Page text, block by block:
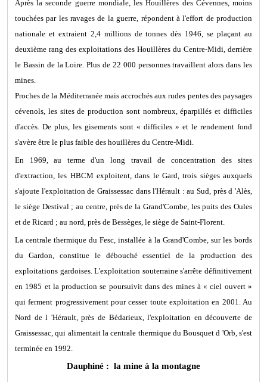
Après la seconde guerre mondiale, les Houillères des Cévennes, moins
touchées par les ravages de la guerre, répondent à l'effort de production
nationale et extraient 2,4 millions de tonnes dès 1946, se plaçant au
deuxième rang des exploitations des Houillères du Centre-Midi, derrière
le Bassin de la Loire. Plus de 22 000 personnes travaillent alors dans les
mines.
Proches de la Méditerranée mais accrochés aux rudes pentes des paysages
cévenols, les sites de production sont nombreux, éparpillés et difficiles
d'accès. De plus, les gisements sont « difficiles » et le rendement fond
s'avère être le plus faible des houillères du Centre-Midi.
En 1969, au terme d'un long travail de concentration des sites
d'extraction, les HBCM exploitent, dans le Gard, trois sièges auxquels
s'ajoute l'exploitation de Graissessac dans l'Hérault : au Sud, près d 'Alès,
le siège Destival ; au centre, près de la Grand'Combe, les puits des Oules
et de Ricard ; au nord, près de Bessèges, le siège de Saint-Florent.
La centrale thermique du Fesc, installée à la Grand'Combe, sur les bords
du Gardon, constitue le débouché essentiel de la production des
exploitations gardoises. L'exploitation souterraine s'arrête définitivement
en 1985 et la production se poursuivit dans des mines à « ciel ouvert »
qui ferment progressivement pour cesser toute exploitation en 2001. Au
Nord de l 'Hérault, près de Bédarieux, l'exploitation en découverte de
Graissessac, qui alimentait la centrale thermique du Bousquet d 'Orb, s'est
terminée en 1992.
Dauphiné : la mine à la montagne